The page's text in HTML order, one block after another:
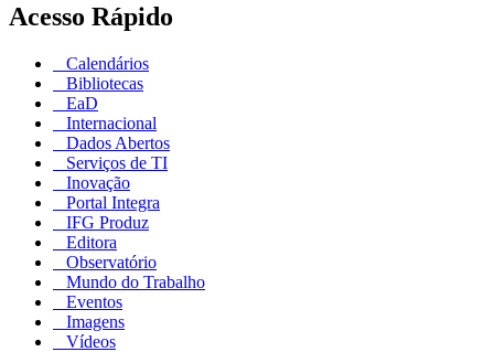
Acesso Rápido
Calendários
Bibliotecas
EaD
Internacional
Dados Abertos
Serviços de TI
Inovação
Portal Integra
IFG Produz
Editora
Observatório
Mundo do Trabalho
Eventos
Imagens
Vídeos